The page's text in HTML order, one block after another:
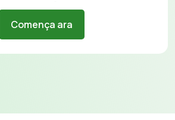
Comença ara